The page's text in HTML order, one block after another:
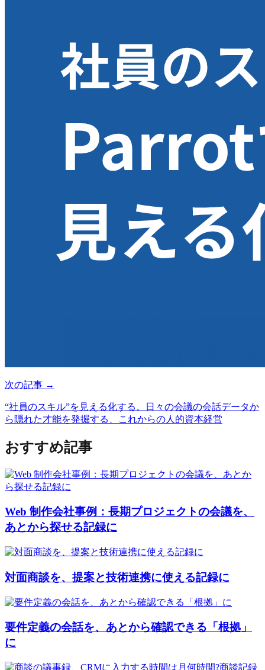
次の記事 →
“社員のスキル”を見える化する。日々の会議の会話データか
ら隠れた才能を発掘する、これからの人的資本経営
おすすめ記事
Web 制作会社事例：長期プロジェクトの会議を、
あとから探せる記録に
対面商談を、提案と技術連携に使える記録に
要件定義の会話を、あとから確認できる「根拠」
に